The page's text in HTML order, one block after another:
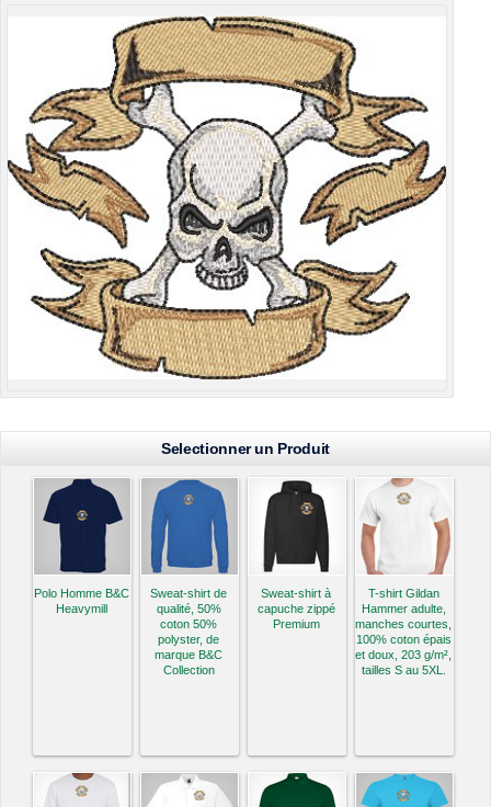
Selectionner un Produit
Polo Homme B&C
Heavymill
Sweat-shirt de
qualité, 50%
coton 50%
polyster, de
marque B&C
Collection
Sweat-shirt à
capuche zippé
Premium
T-shirt Gildan
Hammer adulte,
manches courtes,
100% coton épais
et doux, 203 g/m²,
tailles S au 5XL.